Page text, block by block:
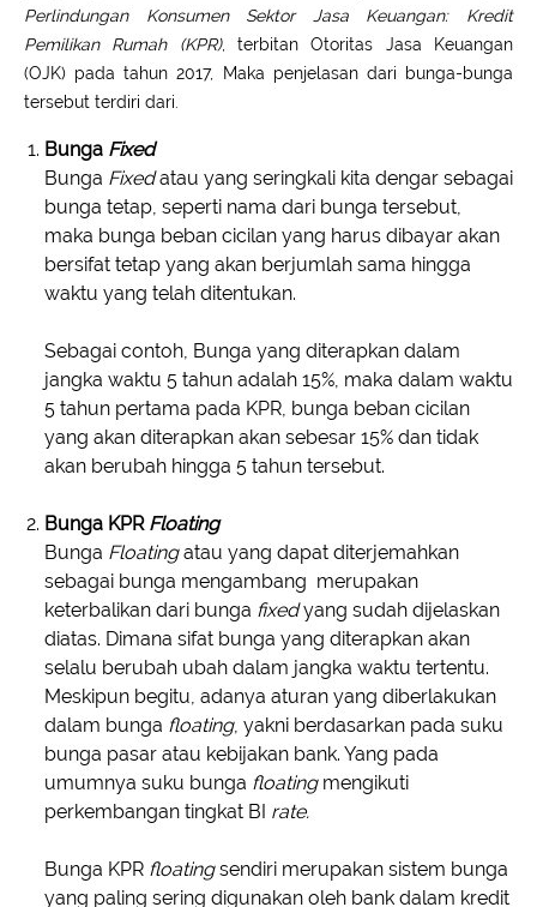
Perlindungan Konsumen Sektor Jasa Keuangan: Kredit
Pemilikan Rumah (KPR), terbitan Otoritas Jasa Keuangan
(OJK) pada tahun 2017, Maka penjelasan dari bunga-bunga
tersebut terdiri dari.
Bunga Fixed
Bunga Fixedatau yang seringkali kita dengar sebagai
bunga tetap, seperti nama dari bunga tersebut,
maka bunga beban cicilan yang harus dibayar akan
bersifat tetap yang akan berjumlah sama hingga
waktu yang telah ditentukan.
Sebagai contoh, Bunga yang diterapkan dalam
jangka waktu 5 tahun adalah 15%, maka dalam waktu
5 tahun pertama pada KPR, bunga beban cicilan
yang akan diterapkan akan sebesar 15% dan tidak
akan berubah hingga 5 tahun tersebut.
Bunga KPR Floating
Bunga Floatingatau yang dapat diterjemahkan
sebagai bunga mengambang merupakan
keterbalikan dari bunga fixedyang sudah dijelaskan
diatas. Dimana sifat bunga yang diterapkan akan
selalu berubah ubah dalam jangka waktu tertentu.
Meskipun begitu, adanya aturan yang diberlakukan
dalam bunga floating, yakni berdasarkan pada suku
bunga pasar atau kebijakan bank. Yang pada
umumnya suku bunga floating mengikuti
perkembangan tingkat BI rate.
Bunga KPR floatingsendiri merupakan sistem bunga
yang paling sering digunakan oleh bank dalam kredit